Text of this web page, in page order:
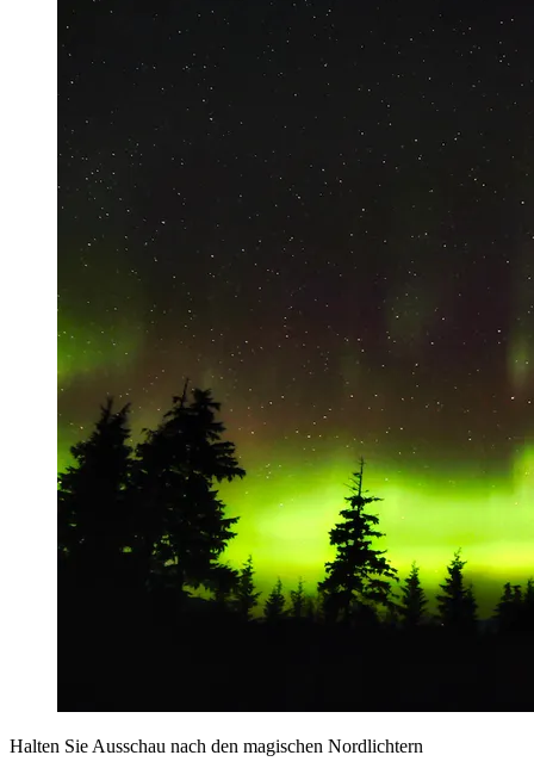
Halten Sie Ausschau nach den magischen Nordlichtern